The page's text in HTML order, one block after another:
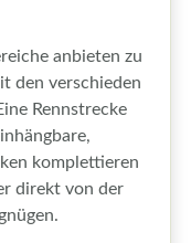
anbieten zu
den verschieden
Rennstrecke
komplettieren
direkt von der